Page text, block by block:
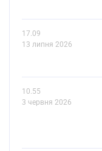
17.09
13 липня 2026
10.55
3 червня 2026